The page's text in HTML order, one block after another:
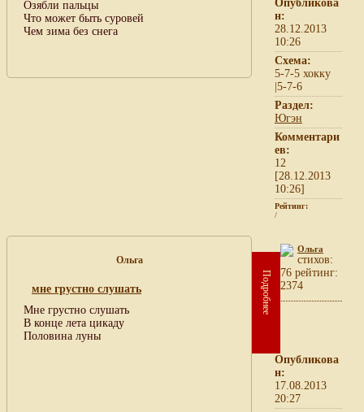
Озябли пальцы
Что может быть суровей
Чем зима без снега
Опубликова
н:
28.12.2013
10:26
Схема:
5-7-5 хокку
|5-7-6
Раздел:
Югэн
Комментари
ев:
12
[28.12.2013
10:26]
Рейтинг:
/
Ольга
мне грустно слушать
Мне грустно слушать
В конце лета цикаду
Половина луны
Подробнее
Ольга
cтихов:
76 рейтинг:
2374
Опубликова
н:
17.08.2013
20:27